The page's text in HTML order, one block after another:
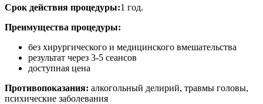
Срок действия процедуры:1 год.
Преимущества процедуры:
без хирургического и медицинского вмешательства
результат через 3-5 сеансов
доступная цена
Противопоказания: алкогольный делирий, травмы головы,
психические заболевания